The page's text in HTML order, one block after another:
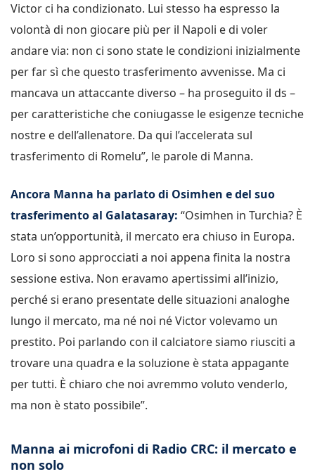
Victor ci ha condizionato. Lui stesso ha espresso la
volontà di non giocare più per il Napoli e di voler
andare via: non ci sono state le condizioni inizialmente
per far sì che questo trasferimento avvenisse. Ma ci
mancava un attaccante diverso – ha proseguito il ds –
per caratteristiche che coniugasse le esigenze tecniche
nostre e dell’allenatore. Da qui l’accelerata sul
trasferimento di Romelu”, le parole di Manna.
Ancora Manna ha parlato di Osimhen e del suo
trasferimento al Galatasaray: “Osimhen in Turchia? È
stata un’opportunità, il mercato era chiuso in Europa.
Loro si sono approcciati a noi appena finita la nostra
sessione estiva. Non eravamo apertissimi all’inizio,
perché si erano presentate delle situazioni analoghe
lungo il mercato, ma né noi né Victor volevamo un
prestito. Poi parlando con il calciatore siamo riusciti a
trovare una quadra e la soluzione è stata appagante
per tutti. È chiaro che noi avremmo voluto venderlo,
ma non è stato possibile”.
Manna ai microfoni di Radio CRC: il mercato e
non solo